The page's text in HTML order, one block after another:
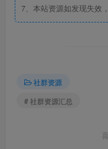
7、本站资源如发现失效
社群资源
# 社群资源汇总